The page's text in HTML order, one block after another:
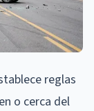
reglas
o cerca del